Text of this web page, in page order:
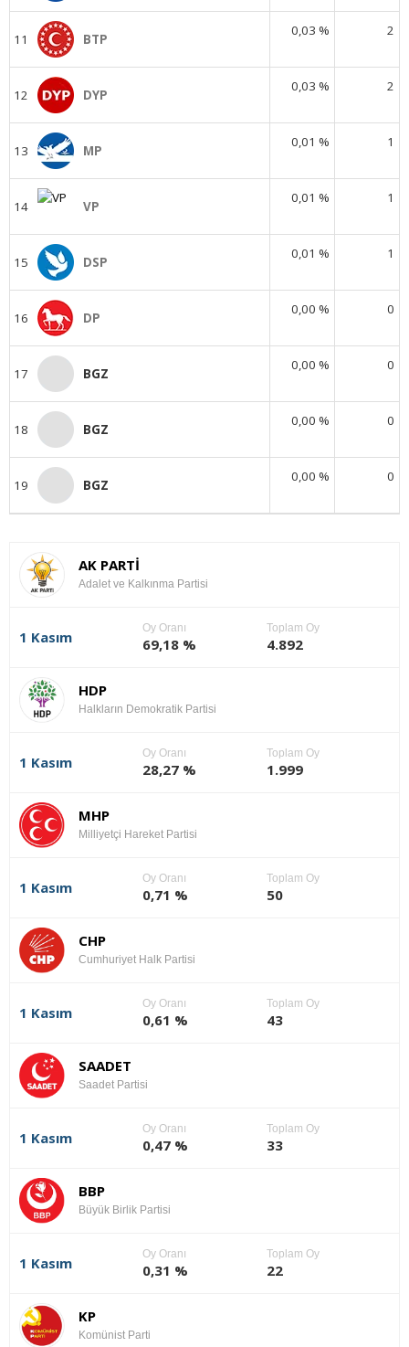
11 BTP
0,03 % 2
12 DYP
0,03 % 2
13 MP
0,01 % 1
14 VP
0,01 % 1
15 DSP
0,01 % 1
16 DP
0,00 % 0
17 BGZ
0,00 % 0
18 BGZ
0,00 % 0
19 BGZ
0,00 % 0
AK PARTİ
Adalet ve Kalkınma Partisi
1 Kasım
Oy Oranı
69,18 %
Toplam Oy
4.892
HDP
Halkların Demokratik Partisi
1 Kasım
Oy Oranı
28,27 %
Toplam Oy
1.999
MHP
Milliyetçi Hareket Partisi
1 Kasım
Oy Oranı
0,71 %
Toplam Oy
50
CHP
Cumhuriyet Halk Partisi
1 Kasım
Oy Oranı
0,61 %
Toplam Oy
43
SAADET
Saadet Partisi
1 Kasım
Oy Oranı
0,47 %
Toplam Oy
33
BBP
Büyük Birlik Partisi
1 Kasım
Oy Oranı
0,31 %
Toplam Oy
22
KP
Komünist Parti